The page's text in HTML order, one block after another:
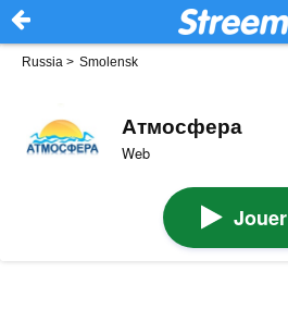
Russia > Smolensk
Атмосфера
Web
Jouer